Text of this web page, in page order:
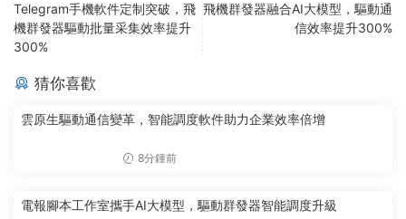
Telegram手機軟件定制突破，飛
機群發器驅動批量采集效率提升
300%
飛機群發器融合AI大模型，驅動通
信效率提升300%
猜你喜歡
雲原生驅動通信變革，智能調度軟件助力企業效率倍增
8分鍾前
電報腳本工作室攜手AI大模型，驅動群發器智能調度升級